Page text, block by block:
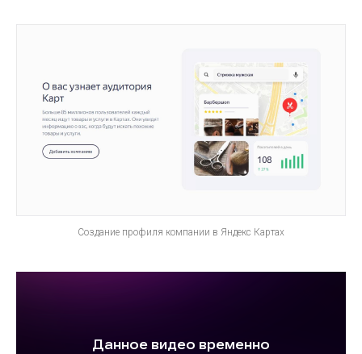
Создание профиля компании в Яндекс Картах